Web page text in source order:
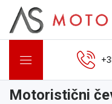
Motoristični